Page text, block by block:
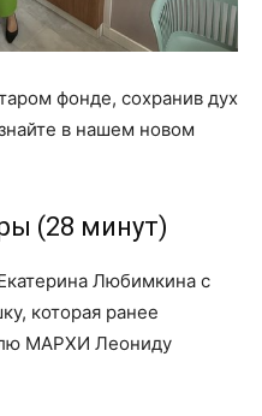
фонде, сохранив дух
в нашем новом
(28 минут)
Любимкина с
которая ранее
МАРХИ Леониду